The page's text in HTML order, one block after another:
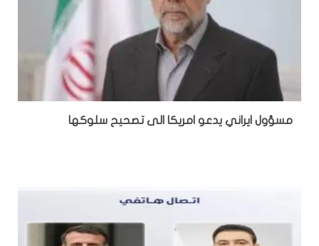
مسؤول ايراني يدعو امريكا الى تصحيح سلوكها